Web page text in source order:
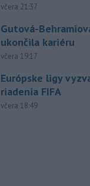
včera 21:37
Gutová-
ukončila kariéru
včera 19:17
Európske ligy
riadenia FIFA
včera 18:49